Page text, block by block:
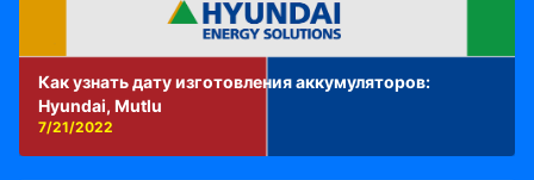
Как узнать дату изготовления аккумуляторов:
Hyundai, Mutlu
7/21/2022